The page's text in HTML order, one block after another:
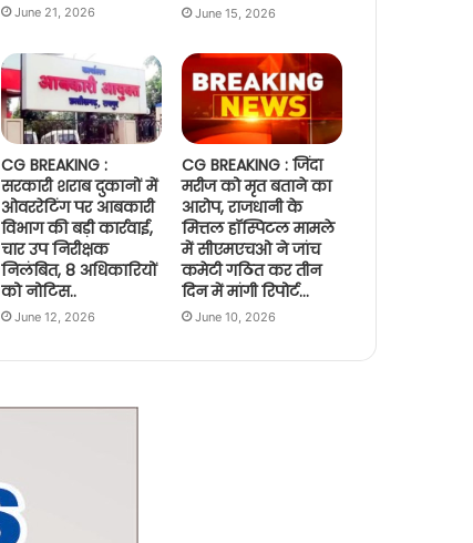
June 21, 2026 June 15, 2026
CG BREAKING :
सरकारी शराब दुकानों में
ओवररेटिंग पर आबकारी
विभाग की बड़ी कार्रवाई,
चार उप निरीक्षक
निलंबित, 8 अधिकारियों
को नोटिस..
June 12, 2026
CG BREAKING : जिंदा
मरीज को मृत बताने का
आरोप, राजधानी के
मित्तल हॉस्पिटल मामले
में सीएमएचओ ने जांच
कमेटी गठित कर तीन
दिन में मांगी रिपोर्ट…
June 10, 2026